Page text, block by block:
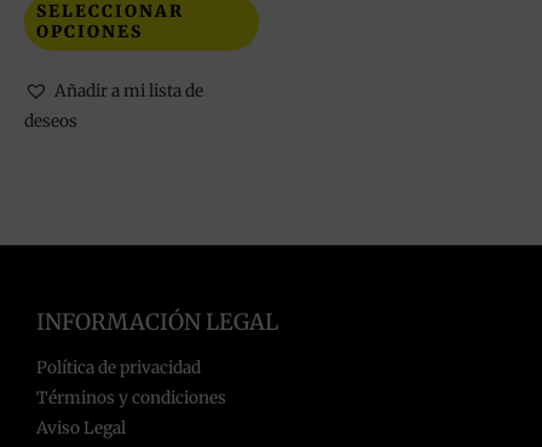
SELECCIONAR
OPCIONES
página
Añadir a mi lista de
deseos
INFORMACIÓN LEGAL
Política de privacidad
Términos y condiciones
Aviso Legal